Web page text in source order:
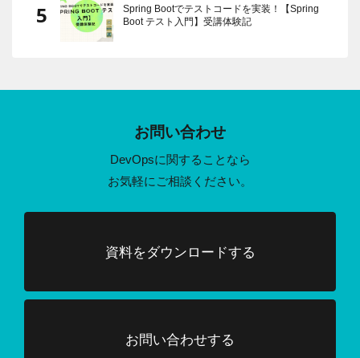
Spring Bootでテストコードを実装！【Spring
Boot テスト入門】受講体験記
お問い合わせ
DevOpsに関することなら
お気軽にご相談ください。
資料をダウンロードする
お問い合わせする